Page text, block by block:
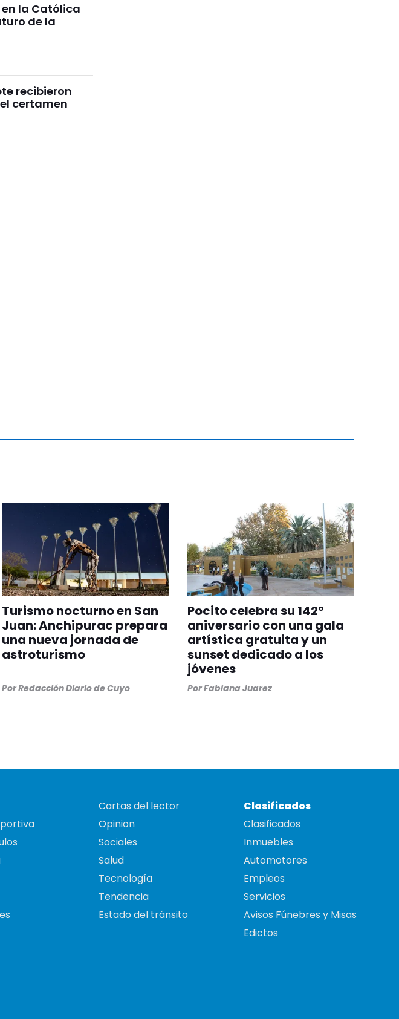
la Católica
de la
recibieron
certamen
Turismo nocturno en San
Juan: Anchipurac prepara
una nueva jornada de
astroturismo
PorRedacción Diario de Cuyo
Pocito celebra su 142°
aniversario con una gala
artística gratuita y un
sunset dedicado a los
jóvenes
PorFabiana Juarez
Cartas del lector
Opinion
Sociales
Salud
Tecnología
Tendencia
Estado del tránsito
Clasificados
Clasificados
Inmuebles
Automotores
Empleos
Servicios
Avisos Fúnebres y Misas
Edictos